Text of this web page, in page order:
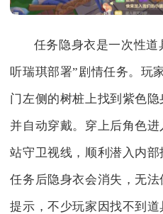
任务隐身衣是一次性道
听瑞琪部署”剧情任务。玩
门左侧的树桩上找到紫色
并自动穿戴。穿上后角色
站守卫视线，顺利潜入内
任务后隐身衣会消失，无
提示，不少玩家因找不到